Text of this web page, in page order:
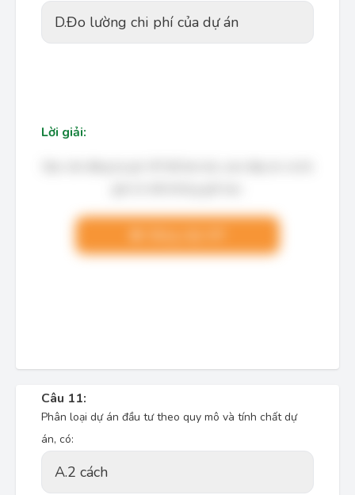
D.Đo lường chi phí của dự án
Lời giải:
Câu 11:
Phân loại dự án đầu tư theo quy mô và tính chất dự
án, có:
A.2 cách